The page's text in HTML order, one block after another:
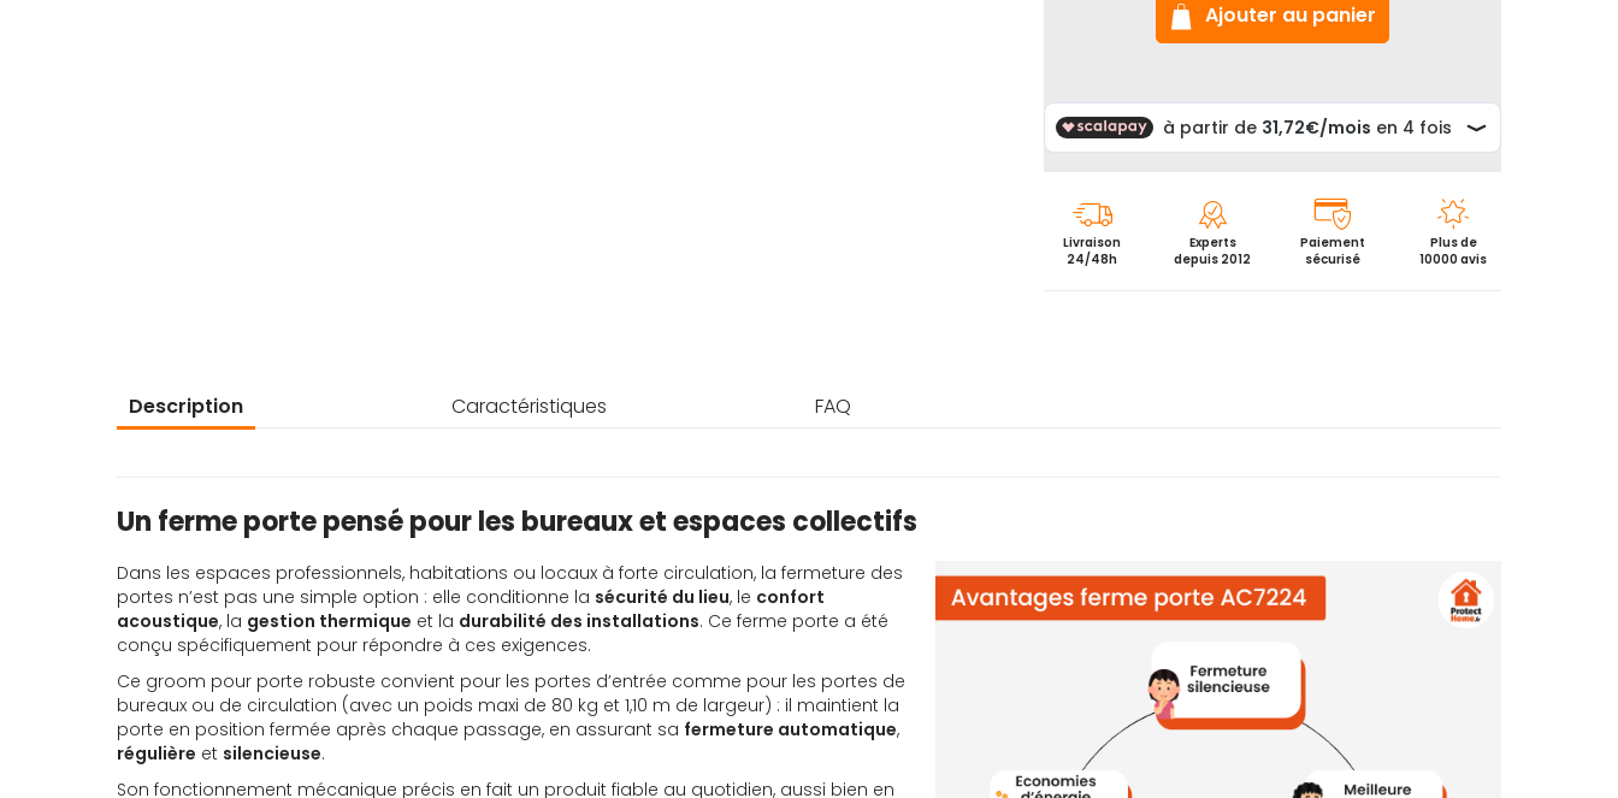
Ajouter au panier
Livraison
24/48h
Experts
depuis 2012
Paiement
sécurisé
Plus de
10000 avis
Description Caractéristiques FAQ
Un ferme porte pensé pour les bureaux et espaces collectifs
Dans les espaces professionnels, habitations ou locaux à forte circulation, la fermeture des
portes n’est pas une simple option : elle conditionne la sécurité du lieu, le confort
acoustique, la gestion thermique et la durabilité des installations. Ce ferme porte a été
conçu spécifiquement pour répondre à ces exigences.
Ce groom pour porte robuste convient pour les portes d’entrée comme pour les portes de
bureaux ou de circulation (avec un poids maxi de 80 kg et 1,10 m de largeur) : il maintient la
porte en position fermée après chaque passage, en assurant sa fermeture automatique,
régulière et silencieuse.
Son fonctionnement mécanique précis en fait un produit fiable au quotidien, aussi bien en